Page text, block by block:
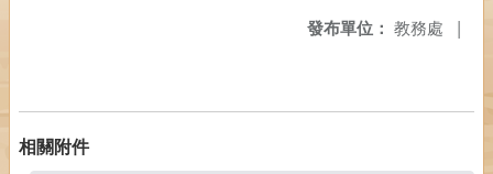
發布單位： 教務處 |
相關附件